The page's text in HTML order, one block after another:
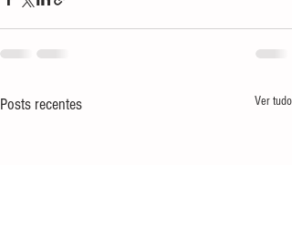
Posts recentes Ver tudo